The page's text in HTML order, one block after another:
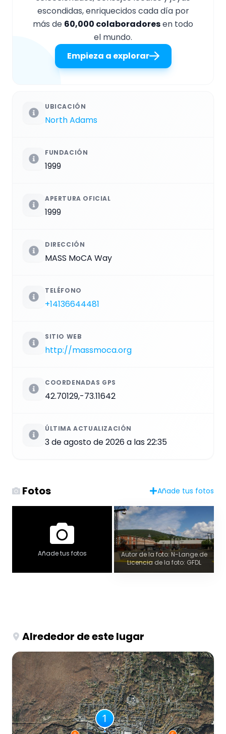
escondidas, enriquecidos cada día por
más de 60,000 colaboradoresen todo
el mundo.
Empieza a explorar
UBICACIÓN
North Adams
FUNDACIÓN
1999
APERTURA OFICIAL
1999
DIRECCIÓN
MASS MoCA Way
TELÉFONO
+14136644481
SITIO WEB
http://massmoca.org
COORDENADAS GPS
42.70129,-73.11642
ÚLTIMA ACTUALIZACIÓN
3 de agosto de 2026 a las 22:35
Fotos Añade tus fotos
Añade tus fotos
Autor de la foto: N-Lange.de
Licencia de la foto: GFDL
Alrededor de este lugar